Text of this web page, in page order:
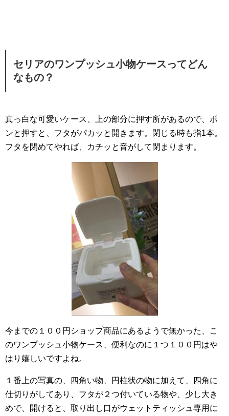
セリアのワンプッシュ小物ケースってどん
なもの？
真っ白な可愛いケース、上の部分に押す所があるので、ポ
ンと押すと、フタがパカッと開きます。閉じる時も指1本。
フタを閉めてやれば、カチッと音がして閉まります。
今までの１００円ショップ商品にあるようで無かった、こ
のワンプッシュ小物ケース、便利なのに１つ１００円はや
はり嬉しいですよね。
１番上の写真の、四角い物、円柱状の物に加えて、四角に
仕切りがしてあり、フタが２つ付いている物や、少し大き
めで、開けると、取り出し口がウェットティッシュ専用に